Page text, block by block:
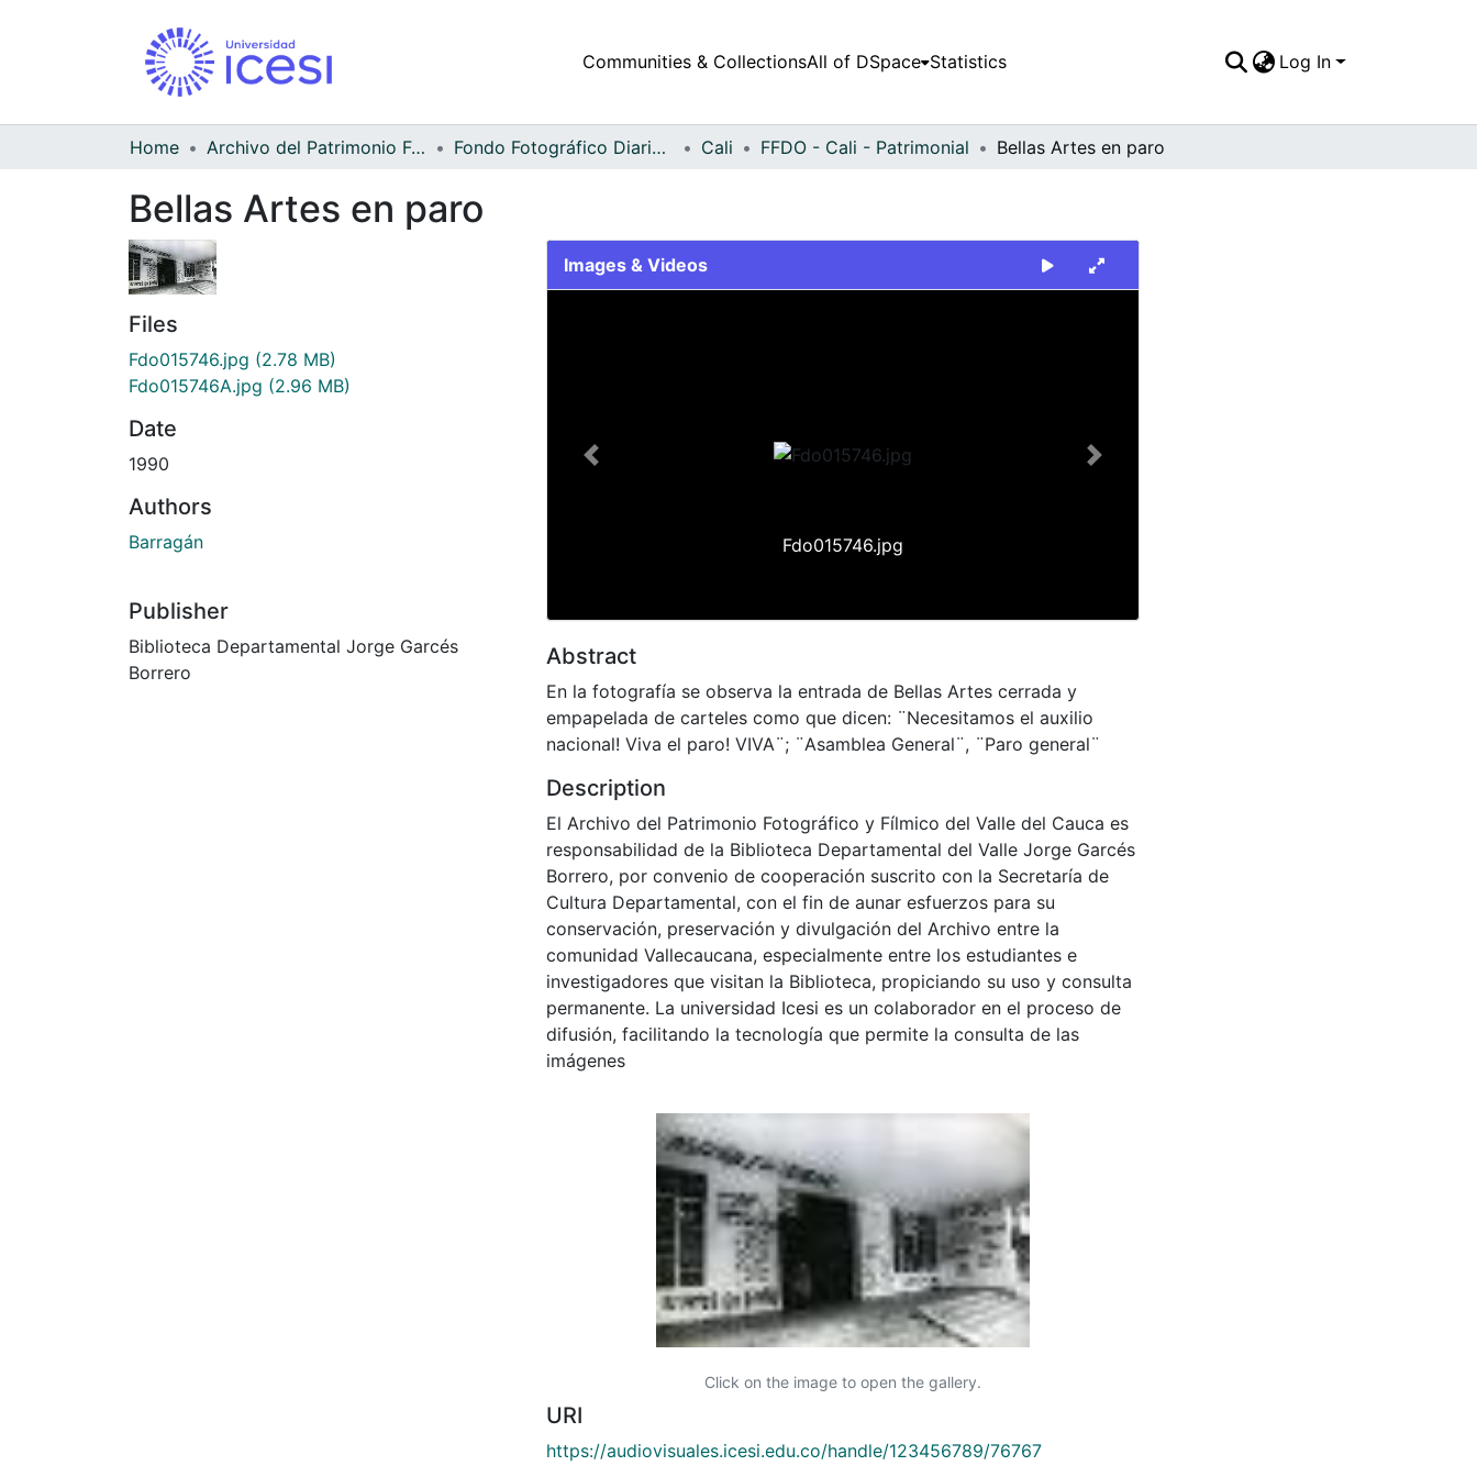
Communities & CollectionsAll of DSpace Statistics Log In
Home Archivo del Patrimonio Fotográfico y Fílmico del Valle del Cauca Fondo Fotográfico Diario Occidente Cali FFDO - Cali - Patrimonial Bellas Artes en paro
Bellas Artes en paro
Files
Fdo015746.jpg (2.78 MB)
Fdo015746A.jpg (2.96 MB)
Date
1990
Authors
Barragán
Publisher
Biblioteca Departamental Jorge Garcés
Borrero
Images & Videos
Fdo015746.jpg
Previous Next
Abstract
En la fotografía se observa la entrada de Bellas Artes cerrada y
empapelada de carteles como que dicen: ¨Necesitamos el auxilio
nacional! Viva el paro! VIVA¨; ¨Asamblea General¨, ¨Paro general¨
Description
El Archivo del Patrimonio Fotográfico y Fílmico del Valle del Cauca es
responsabilidad de la Biblioteca Departamental del Valle Jorge Garcés
Borrero, por convenio de cooperación suscrito con la Secretaría de
Cultura Departamental, con el fin de aunar esfuerzos para su
conservación, preservación y divulgación del Archivo entre la
comunidad Vallecaucana, especialmente entre los estudiantes e
investigadores que visitan la Biblioteca, propiciando su uso y consulta
permanente. La universidad Icesi es un colaborador en el proceso de
difusión, facilitando la tecnología que permite la consulta de las
imágenes
Click on the image to open the gallery.
URI
https://audiovisuales.icesi.edu.co/handle/123456789/76767